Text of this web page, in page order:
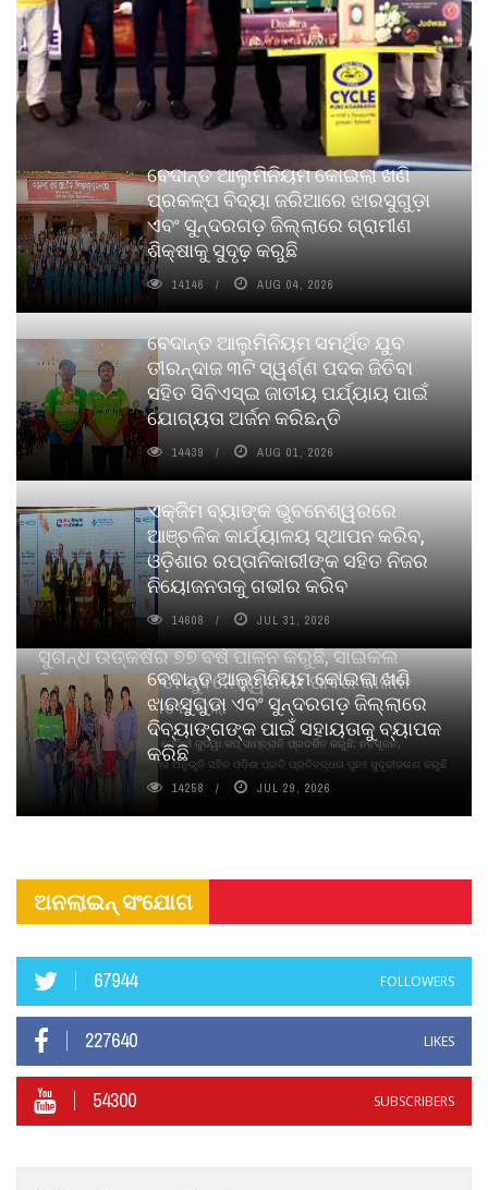
ସୁଗନ୍ଧ ଉତ୍କର୍ଷର ୭୭ ବର୍ଷ ପାଳନ କରୁଛି, ସାଇକଲ
ପିୟୋର୍‌ ଅଗରବତୀ ଭୁବନେଶ୍ୱରରେ ପାର୍ବଣ କାଳୀନ
ନବସୃଜନ ଉନ୍ମୋଚନ କଲା
ବାଉଁଶ ବିହୀନ କଠିନ ଧୂପ ଏବଂ ମେଦିନୀ ଜୁଡୱା କପ୍‌ ସାମ୍ବ୍ରାନି ପ୍ରଦର୍ଶିତ କରୁଛି; ନବସୃଜନ,
ଦୀର୍ଘସ୍ଥାୟିତା ଏବଂ ଆଧ୍ୟାତ୍ମିକ ଅନୁଭୂତି ସହିତ ଓଡ଼ିଶା ପ୍ରତି ପ୍ରତିବଦ୍ଧତା ପୁନଃ ସୁଦୃଢୀକରଣ କରୁଛି
ବେଦାନ୍ତ ଆଲୁମିନିୟମ କୋଇଲା ଖଣି
ପ୍ରକଳ୍ପ ବିଦ୍ୟା ଜରିଆରେ ଝାରସୁଗୁଡ଼ା
ଏବଂ ସୁନ୍ଦରଗଡ଼ ଜିଲ୍ଲାରେ ଗ୍ରାମୀଣ
ଶିକ୍ଷାକୁ ସୁଦୃଢ଼ କରୁଛି
14146 AUG 04, 2026
ବେଦାନ୍ତ ଆଲୁମିନିୟମ ସମର୍ଥିତ ଯୁବ
ତୀରନ୍ଦାଜ ୩ଟି ସ୍ୱର୍ଣ୍ଣ ପଦକ ଜିତିବା
ସହିତ ସିବିଏସ୍ଇ ଜାତୀୟ ପର୍ଯ୍ୟାୟ ପାଇଁ
ଯୋଗ୍ୟତା ଅର୍ଜନ କରିଛନ୍ତି
14439 AUG 01, 2026
ଏକ୍ଜିମ ବ୍ୟାଙ୍କ ଭୁବନେଶ୍ୱରରେ
ଆଞ୍ଚଳିକ କାର୍ଯ୍ୟାଳୟ ସ୍ଥାପନ କରିବ,
ଓଡ଼ିଶାର ରପ୍ତାନିକାରୀଙ୍କ ସହିତ ନିଜର
ନିୟୋଜନତାକୁ ଗଭୀର କରିବ
14608 JUL 31, 2026
ବେଦାନ୍ତ ଆଲୁମିନିୟମ କୋଇଲା ଖଣି
ଝାରସୁଗୁଡା ଏବଂ ସୁନ୍ଦରଗଡ଼ ଜିଲ୍ଲାରେ
ଦିବ୍ୟାଙ୍ଗଙ୍କ ପାଇଁ ସହାୟତାକୁ ବ୍ୟାପକ
କରିଛି
14258 JUL 29, 2026
ଅନଲାଇନ୍ ସଂଯୋଗ
67944 FOLLOWERS
227640 LIKES
54300 SUBSCRIBERS